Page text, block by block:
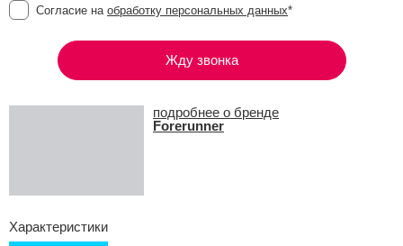
Согласие на обработку персональных данных*
Жду звонка
подробнее о бренде
Forerunner
Характеристики